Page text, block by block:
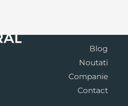
Blog
Noutati
Companie
Contact